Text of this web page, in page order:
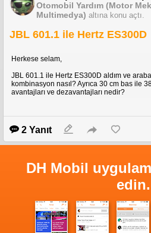
Otomobil Yardım (Motor
Multimedya) altına konu açtı.
JBL 601.1 ile Hertz ES300D
Herkese selam,
JBL 601.1 ile Hertz ES300D aldım ve
kombinasyon nasıl? Ayrıca 30 cm bas ile
avantajları ve dezavantajları nedir?
2 Yanıt
DH Mobil
edin.